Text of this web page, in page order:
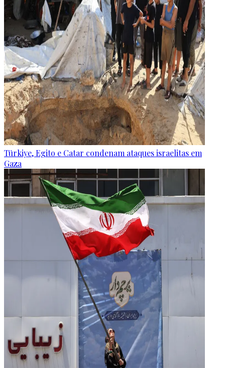
Türkiye, Egito e Catar condenam ataques israelitas em
Gaza